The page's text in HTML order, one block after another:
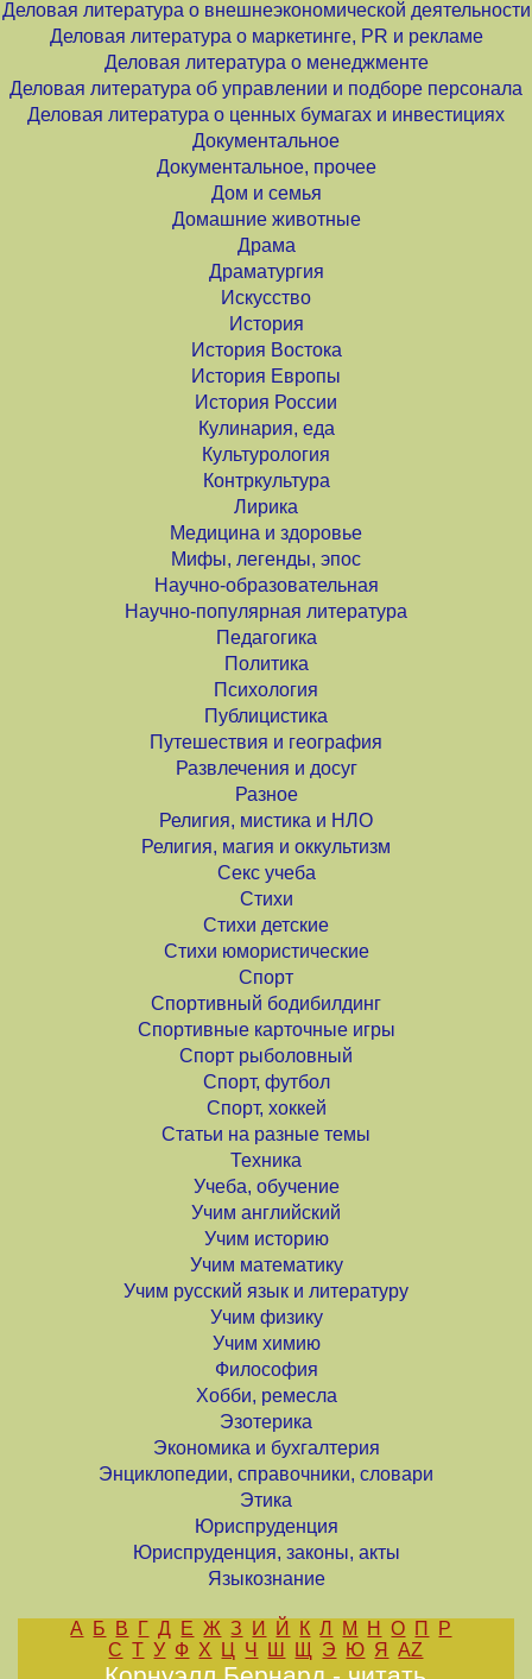
Деловая литература о внешнеэкономической деятельности
Деловая литература о маркетинге, PR и рекламе
Деловая литература о менеджменте
Деловая литература об управлении и подборе персонала
Деловая литература о ценных бумагах и инвестициях
Документальное
Документальное, прочее
Дом и семья
Домашние животные
Драма
Драматургия
Искусство
История
История Востока
История Европы
История России
Кулинария, еда
Культурология
Контркультура
Лирика
Медицина и здоровье
Мифы, легенды, эпос
Научно-образовательная
Научно-популярная литература
Педагогика
Политика
Психология
Публицистика
Путешествия и география
Развлечения и досуг
Разное
Религия, мистика и НЛО
Религия, магия и оккультизм
Секс учеба
Стихи
Стихи детские
Стихи юмористические
Спорт
Спортивный бодибилдинг
Спортивные карточные игры
Спорт рыболовный
Спорт, футбол
Спорт, хоккей
Статьи на разные темы
Техника
Учеба, обучение
Учим английский
Учим историю
Учим математику
Учим русский язык и литературу
Учим физику
Учим химию
Философия
Хобби, ремесла
Эзотерика
Экономика и бухгалтерия
Энциклопедии, справочники, словари
Этика
Юриспруденция
Юриспруденция, законы, акты
Языкознание
А Б В Г Д Е Ж З И Й К Л М Н О П
Р
С Т У Ф Х Ц Ч Ш Щ Э Ю Я AZ